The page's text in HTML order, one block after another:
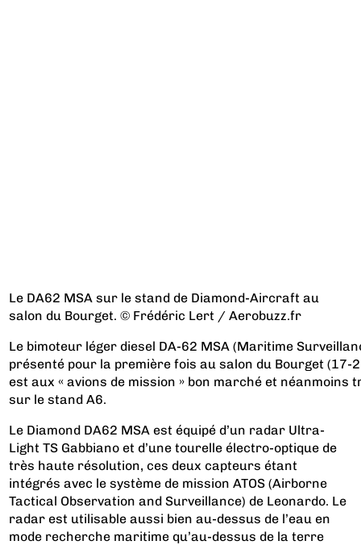
Le DA62 MSA sur le stand de Diamond-Aircraft au
salon du Bourget. © Frédéric Lert / Aerobuzz.fr
Le bimoteur léger diesel DA-62 MSA (Maritime
présenté pour la première fois au salon du Bourget (17-
est aux « avions de mission » bon marché et néanmoins
sur le stand A6.
Le Diamond DA62 MSA est équipé d’un radar Ultra-
Light TS Gabbiano et d’une tourelle électro-optique de
très haute résolution, ces deux capteurs étant
intégrés avec le système de mission ATOS (Airborne
Tactical Observation and Surveillance) de Leonardo. Le
radar est utilisable aussi bien au-dessus de l’eau en
mode recherche maritime qu’au-dessus de la terre